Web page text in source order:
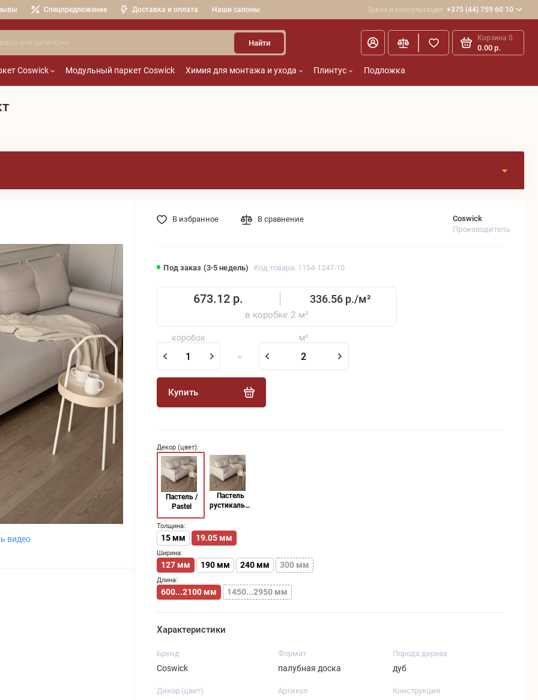
Спецпредложение Доставка и оплата Наши салоны Заказ и консультация +375 (44) 759 60 10
Найти
Корзина 0
0.00 р.
Coswick Модульный паркет Coswick Химия для монтажа и ухода Плинтус Подложка
видео
Под заказ (3-5 недель) Код товара: 1154-1247-10
Coswick
Производитель
673.12 р. 336.56 р./м²
в коробке 2 м²
коробок
=
м²
Купить
В избранное В сравнение
Характеристики
Бренд
Coswick
Формат
палубная доска
Порода дерева
дуб
Декор (цвет) Артикул Конструкция
Декор (цвет):
Пастель /
Pastel
Пастель
рустикальная
Толщина:
15 мм 19.05 мм
Ширина:
127 мм 190 мм 240 мм 300 мм
Длина:
600...2100 мм 1450...2950 мм